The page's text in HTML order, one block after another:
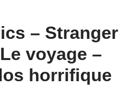
– Stranger
voyage –
horrifique